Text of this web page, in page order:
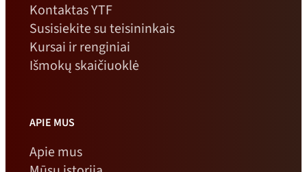
Kontaktas YTF
Susisiekite su teisininkais
Kursai ir renginiai
Išmokų skaičiuoklė
APIE MUS
Apie mus